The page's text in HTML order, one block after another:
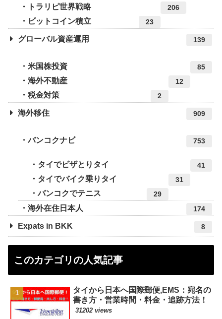
トラリピ世界戦略 206
ビットコイン積立 23
グローバル資産運用 139
米国株投資 85
海外不動産 12
税金対策 2
海外移住 909
バンコクナビ 753
タイでビザとりタイ 41
タイでバイク乗りタイ 31
バンコクでテニス 29
海外在住日本人 174
Expats in BKK 8
このカテゴリの人気記事
タイから日本へ国際郵便,EMS：宛名の
書き方・営業時間・料金・追跡方法！
31202 views